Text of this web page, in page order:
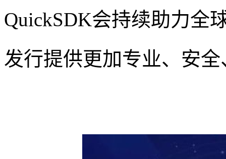
QuickSDK会持续助力全
发行提供更加专业、安